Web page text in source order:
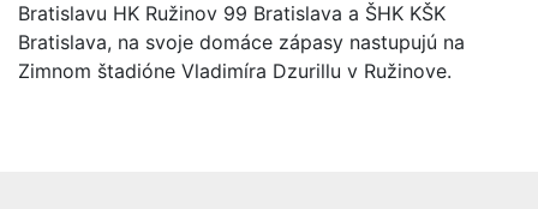
Bratislavu HK Ružinov 99 Bratislava a ŠHK KŠK
Bratislava, na svoje domáce zápasy nastupujú na
Zimnom štadióne Vladimíra Dzurillu v Ružinove.